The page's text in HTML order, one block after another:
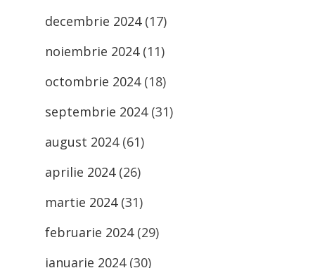
decembrie 2024(17)
noiembrie 2024(11)
octombrie 2024(18)
septembrie 2024(31)
august 2024(61)
aprilie 2024(26)
martie 2024(31)
februarie 2024(29)
ianuarie 2024(30)